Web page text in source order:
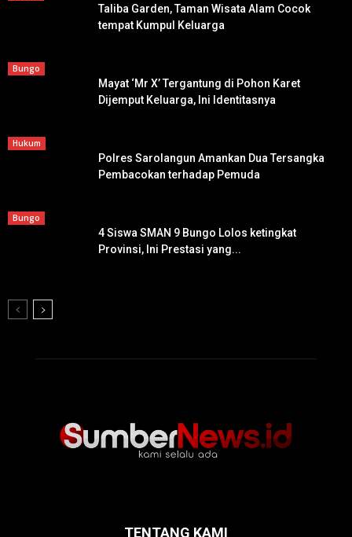
Taliba Garden, Taman Wisata Alam Cocok
tempat Kumpul Keluarga
Bungo
Mayat ‘Mr X’ Tergantung di Pohon Karet
Dijemput Keluarga, Ini Identitasnya
Hukum
Polres Sarolangun Amankan Dua Tersangka
Pembacokan terhadap Pemuda
Bungo
4 Siswa SMAN 9 Bungo Lolos ketingkat
Provinsi, Ini Prestasi yang...
TENTANG KAMI